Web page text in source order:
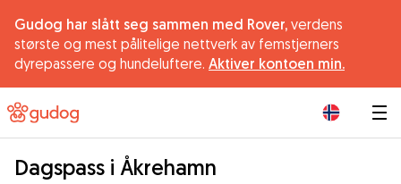
Gudog har slått seg sammen med Rover, verdens
største og mest pålitelige nettverk av femstjerners
dyrepassere og hundeluftere. Aktiver kontoen min.
Dagspass i Åkrehamn